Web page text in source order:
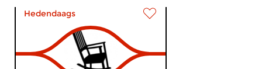
Hedendaags